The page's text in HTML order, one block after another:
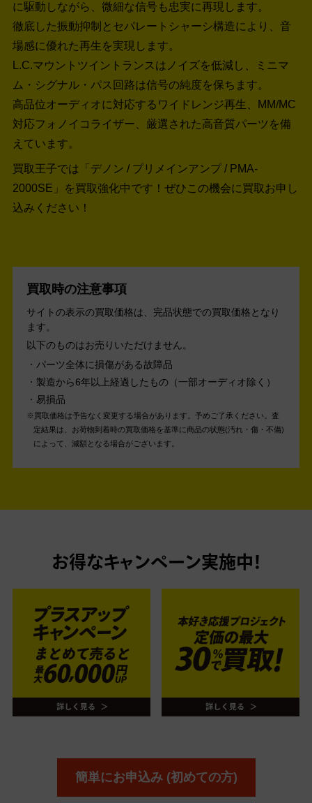
に駆動しながら、微細な信号も忠実に再現します。
徹底した振動抑制とセパレートシャーシ構造により、音
場感に優れた再生を実現します。
L.C.マウントツイントランスはノイズを低減し、ミニマ
ム・シグナル・パス回路は信号の純度を保ちます。
高品位オーディオに対応するワイドレンジ再生、MM/MC
対応フォノイコライザー、厳選された高音質パーツを備
えています。
買取王子では「デノン / プリメインアンプ / PMA-
2000SE」を買取強化中です！ ぜひこの機会に買取お申し
込みください！
買取時の注意事項
サイトの表示の買取価格は、完品状態での買取価格となり
ます。
以下のものはお売りいただけません。
パーツ全体に損傷がある故障品
製造から6年以上経過したもの（一部オーディオ除く）
易損品
買取価格は予告なく変更する場合があります。予めご了承ください。 査
定結果は、お荷物到着時の買取価格を基準に商品の状態(汚れ・傷・不備)
によって、減額となる場合がございます。
お得なキャンペーン実施中！
簡単にお申込み (初めての方)